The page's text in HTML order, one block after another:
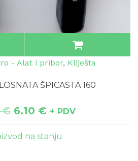
- Alat i pribor, Kliješta
ŠPICASTA 160
€ 6.10 € + PDV
na stanju